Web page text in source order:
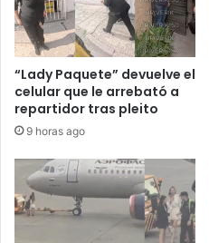
“Lady Paquete” devuelve el
celular que le arrebató a
repartidor tras pleito
9 horas ago